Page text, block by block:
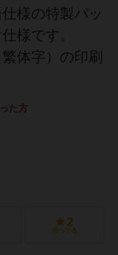
様の特製パッ
様です。
体字）の印刷
た方
2
持ってる